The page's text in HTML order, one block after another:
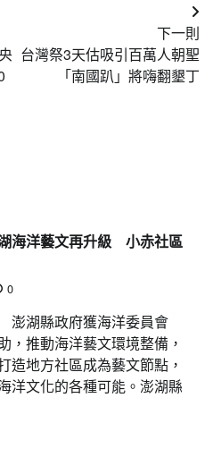
下一則
台灣祭3天估吸引百萬人朝聖
「南國趴」將嗨翻墾丁
海洋藝文再升級 小赤社區
0
澎湖縣政府獲海洋委員會
，推動海洋藝文環境整備，
造地方社區成為藝文節點，
洋文化的各種可能。澎湖縣